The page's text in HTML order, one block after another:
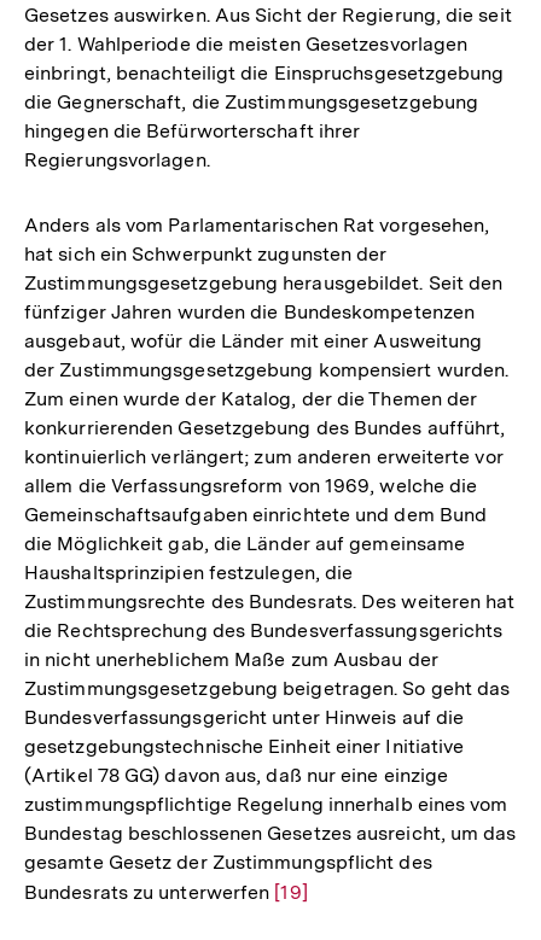
Gesetzes auswirken. Aus Sicht der Regierung, die seit
der 1. Wahlperiode die meisten Gesetzesvorlagen
einbringt, benachteiligt die Einspruchsgesetzgebung
die Gegnerschaft, die Zustimmungsgesetzgebung
hingegen die Befürworterschaft ihrer
Regierungsvorlagen.
Anders als vom Parlamentarischen Rat vorgesehen,
hat sich ein Schwerpunkt zugunsten der
Zustimmungsgesetzgebung herausgebildet. Seit den
fünfziger Jahren wurden die Bundeskompetenzen
ausgebaut, wofür die Länder mit einer Ausweitung
der Zustimmungsgesetzgebung kompensiert wurden.
Zum einen wurde der Katalog, der die Themen der
konkurrierenden Gesetzgebung des Bundes aufführt,
kontinuierlich verlängert; zum anderen erweiterte vor
allem die Verfassungsreform von 1969, welche die
Gemeinschaftsaufgaben einrichtete und dem Bund
die Möglichkeit gab, die Länder auf gemeinsame
Haushaltsprinzipien festzulegen, die
Zustimmungsrechte des Bundesrats. Des weiteren hat
die Rechtsprechung des Bundesverfassungsgerichts
in nicht unerheblichem Maße zum Ausbau der
Zustimmungsgesetzgebung beigetragen. So geht das
Bundesverfassungsgericht unter Hinweis auf die
gesetzgebungstechnische Einheit einer Initiative
(Artikel 78 GG) davon aus, daß nur eine einzige
zustimmungspflichtige Regelung innerhalb eines vom
Bundestag beschlossenen Gesetzes ausreicht, um das
gesamte Gesetz der Zustimmungspflicht des
Bundesrats zu unterwerfen Zur
[19]